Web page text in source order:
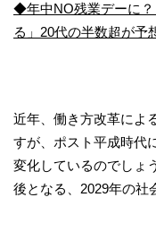
◆年中NO残業デーに
る」20代の半数超が予
近年、働き方改革によ
すが、ポスト平成時代
変化しているのでしょ
後となる、2029年の社